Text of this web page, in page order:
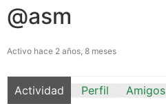
@asm
Activo hace 2 años, 8 meses
Actividad Perfil Amigos